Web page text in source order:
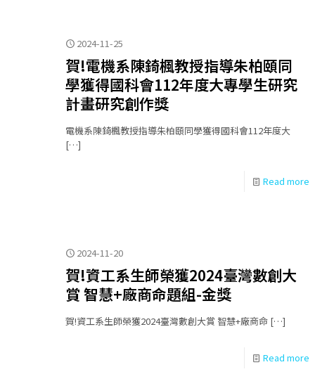
2024-11-25
賀!電機系陳錡楓教授指導朱柏頤同
學獲得國科會112年度大專學生研究
計畫研究創作獎
電機系陳錡楓教授指導朱柏頤同學獲得國科會112年度大
[…]
Read more
2024-11-20
賀!資工系生師榮獲2024臺灣數創大
賞 智慧+廠商命題組-金獎
賀!資工系生師榮獲2024臺灣數創大賞 智慧+廠商命 […]
Read more